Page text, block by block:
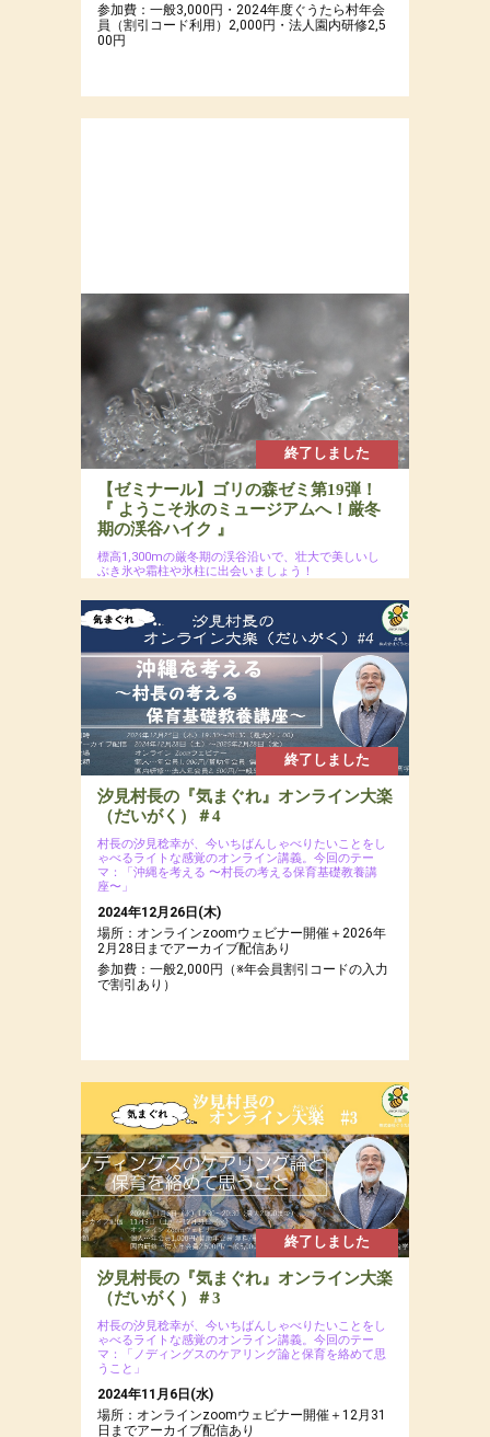
参加費：一般3,000円・2024年度ぐうたら村年会
員（割引コード利用）2,000円・法人園内研修2,5
00円
終了しました
【ゼミナール】ゴリの森ゼミ第19弾！
『 ようこそ氷のミュージアムへ！厳冬
期の渓谷ハイク 』
標高1,300mの厳冬期の渓谷沿いで、壮大で美しいし
ぶき氷や霜柱や氷柱に出会いましょう！
2025年1月19日(日)
場所：ぐうたら村近くの森
参加費：参加費：年会員8,000円（若者応援プロ
ジェクトにつき20代割引あるよ）・一般9,500
円・定員12名
終了しました
汐見村長の『気まぐれ』オンライン大楽
（だいがく）＃4
村長の汐見稔幸が、今いちばんしゃべりたいことをし
ゃべるライトな感覚のオンライン講義。今回のテー
マ：「沖縄を考える 〜村長の考える保育基礎教養講
座〜」
2024年12月26日(木)
場所：オンラインzoomウェビナー開催＋2026年
2月28日までアーカイブ配信あり
参加費：一般2,000円（※年会員割引コードの入力
で割引あり）
終了しました
汐見村長の『気まぐれ』オンライン大楽
（だいがく）＃3
村長の汐見稔幸が、今いちばんしゃべりたいことをし
ゃべるライトな感覚のオンライン講義。今回のテー
マ：「ノディングスのケアリング論と保育を絡めて思
うこと」
2024年11月6日(水)
場所：オンラインzoomウェビナー開催＋12月31
日までアーカイブ配信あり